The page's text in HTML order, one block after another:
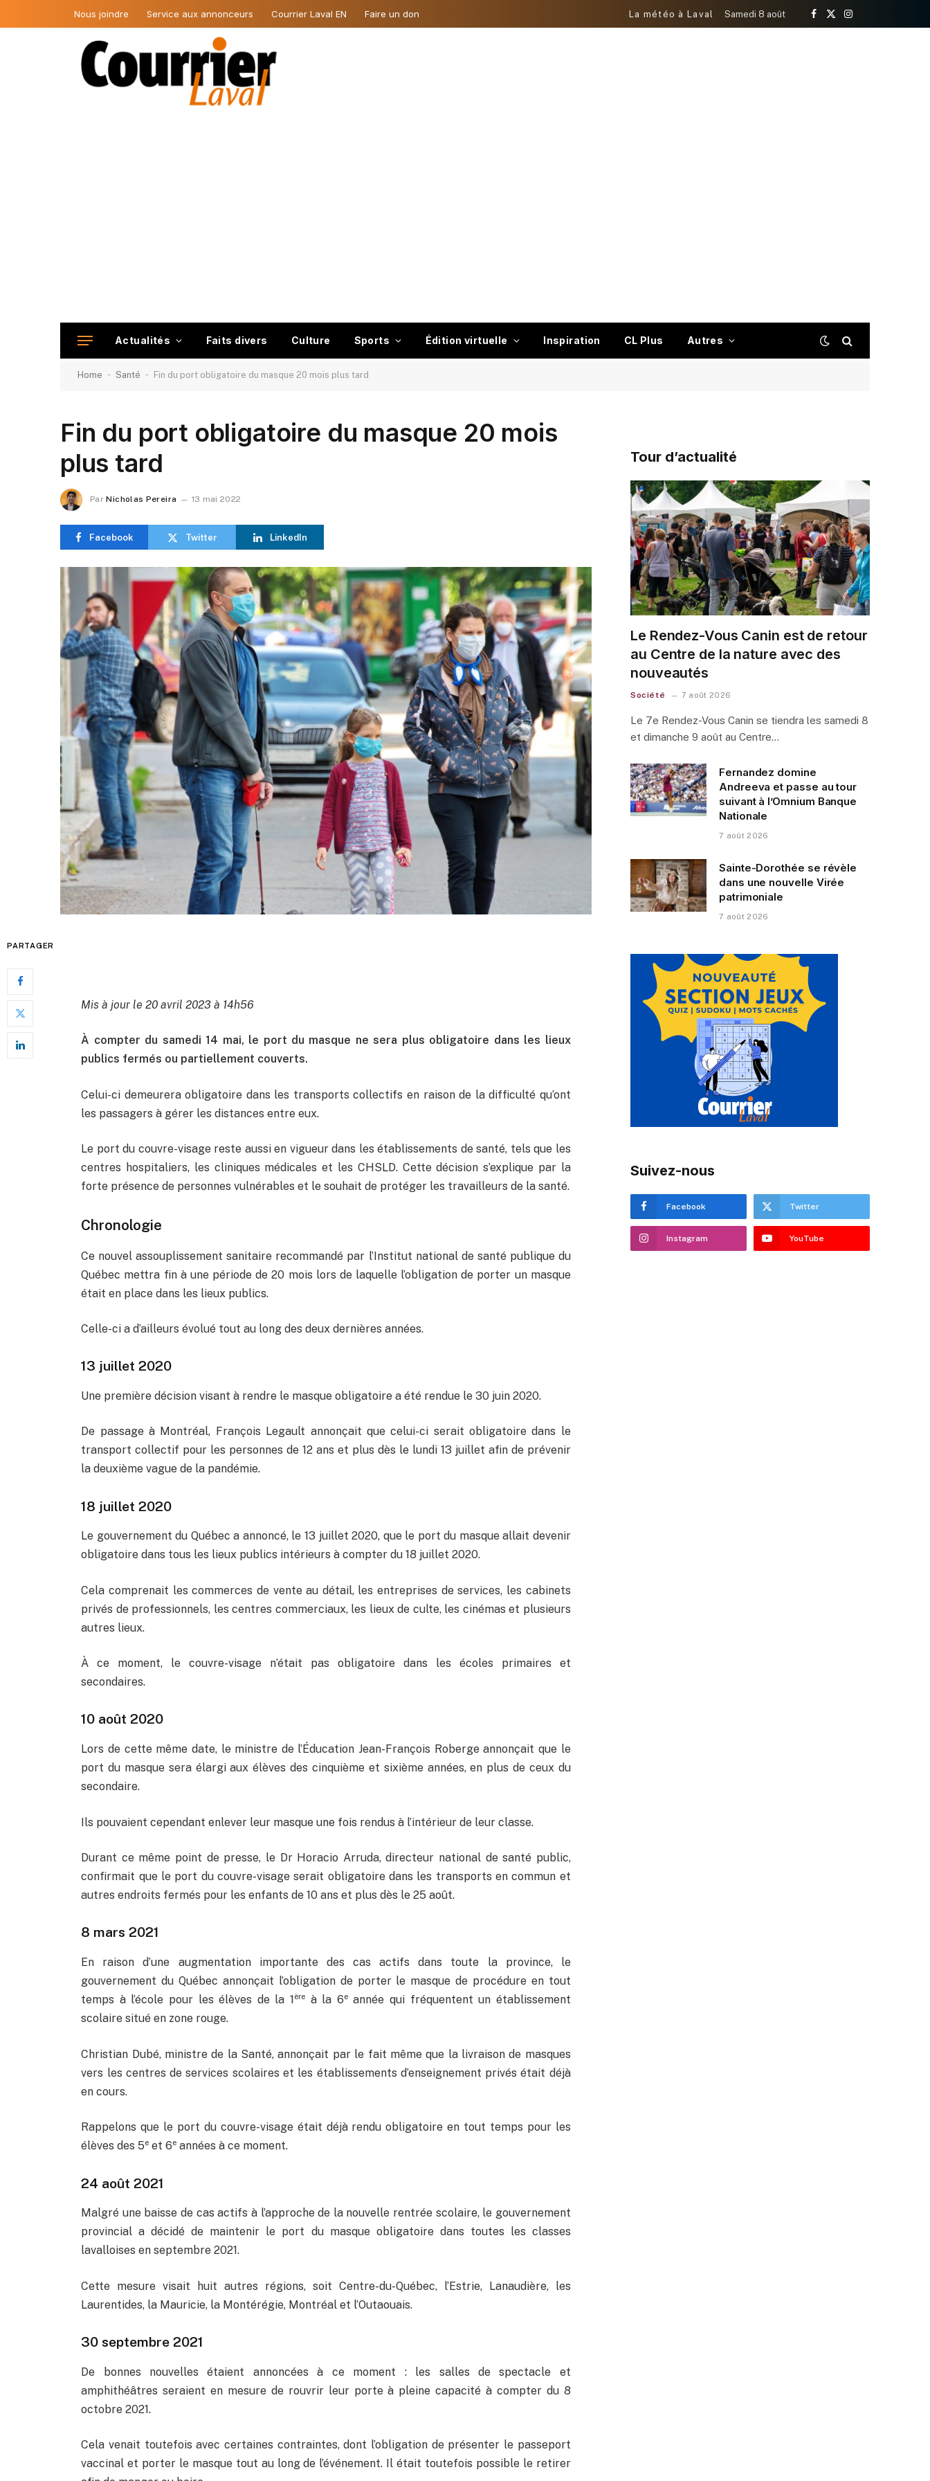
Nous joindre Service aux annonceurs Courrier Laval EN Faire un don La météo à Laval Samedi 8 août
Facebook
X
Instagram
Actualités Faits divers Culture Sports Édition virtuelle Inspiration CL Plus Autres
Home - Santé - Fin du port obligatoire du masque 20 mois plus tard
Fin du port obligatoire du masque 20 mois
plus tard
Par Nicholas Pereira 13 mai 2022
Facebook Twitter LinkedIn
PARTAGER
Mis à jour le 20 avril 2023 à 14h56
À compter du samedi 14 mai, le port du masque ne sera plus obligatoire dans les lieux
publics fermés ou partiellement couverts.
Celui-ci demeurera obligatoire dans les transports collectifs en raison de la difficulté qu’ont
les passagers à gérer les distances entre eux.
Le port du couvre-visage reste aussi en vigueur dans les établissements de santé, tels que les
centres hospitaliers, les cliniques médicales et les CHSLD. Cette décision s’explique par la
forte présence de personnes vulnérables et le souhait de protéger les travailleurs de la santé.
Chronologie
Ce nouvel assouplissement sanitaire recommandé par l’Institut national de santé publique du
Québec mettra fin à une période de 20 mois lors de laquelle l’obligation de porter un masque
était en place dans les lieux publics.
Celle-ci a d’ailleurs évolué tout au long des deux dernières années.
13 juillet 2020
Une première décision visant à rendre le masque obligatoire a été rendue le 30 juin 2020.
De passage à Montréal, François Legault annonçait que celui-ci serait obligatoire dans le
transport collectif pour les personnes de 12 ans et plus dès le lundi 13 juillet afin de prévenir
la deuxième vague de la pandémie.
18 juillet 2020
Le gouvernement du Québec a annoncé, le 13 juillet 2020, que le port du masque allait devenir
obligatoire dans tous les lieux publics intérieurs à compter du 18 juillet 2020.
Cela comprenait les commerces de vente au détail, les entreprises de services, les cabinets
privés de professionnels, les centres commerciaux, les lieux de culte, les cinémas et plusieurs
autres lieux.
À ce moment, le couvre-visage n’était pas obligatoire dans les écoles primaires et
secondaires.
10 août 2020
Lors de cette même date, le ministre de l’Éducation Jean-François Roberge annonçait que le
port du masque sera élargi aux élèves des cinquième et sixième années, en plus de ceux du
secondaire.
Ils pouvaient cependant enlever leur masque une fois rendus à l’intérieur de leur classe.
Durant ce même point de presse, le Dr Horacio Arruda, directeur national de santé public,
confirmait que le port du couvre-visage serait obligatoire dans les transports en commun et
autres endroits fermés pour les enfants de 10 ans et plus dès le 25 août.
8 mars 2021
En raison d’une augmentation importante des cas actifs dans toute la province, le
gouvernement du Québec annonçait l’obligation de porter le masque de procédure en tout
temps à l’école pour les élèves de la 1 ère à la 6eannée qui fréquentent un établissement
scolaire situé en zone rouge.
Christian Dubé, ministre de la Santé, annonçait par le fait même que la livraison de masques
vers les centres de services scolaires et les établissements d’enseignement privés était déjà
en cours.
Rappelons que le port du couvre-visage était déjà rendu obligatoire en tout temps pour les
élèves des 5e et 6e années à ce moment.
24 août 2021
Malgré une baisse de cas actifs à l’approche de la nouvelle rentrée scolaire, le gouvernement
provincial a décidé de maintenir le port du masque obligatoire dans toutes les classes
lavalloises en septembre 2021.
Cette mesure visait huit autres régions, soit Centre-du-Québec, l’Estrie, Lanaudière, les
Laurentides, la Mauricie, la Montérégie, Montréal et l’Outaouais.
30 septembre 2021
De bonnes nouvelles étaient annoncées à ce moment : les salles de spectacle et
amphithéâtres seraient en mesure de rouvrir leur porte à pleine capacité à compter du 8
octobre 2021.
Cela venait toutefois avec certaines contraintes, dont l’obligation de présenter le passeport
vaccinal et porter le masque tout au long de l’événement. Il était toutefois possible le retirer
Tour d’actualité
Le Rendez-Vous Canin est de retour
au Centre de la nature avec des
nouveautés
Société 7 août 2026
Le 7e Rendez-Vous Canin se tiendra les samedi 8
et dimanche 9 août au Centre…
Fernandez domine
Andreeva et passe au tour
suivant à l’Omnium Banque
Nationale
7 août 2026
Sainte-Dorothée se révèle
dans une nouvelle Virée
patrimoniale
7 août 2026
Suivez-nous
Facebook Twitter
Instagram YouTube